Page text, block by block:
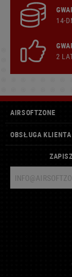
14-
2
AIRSOFTZONE
OBSŁUGA KLIENTA